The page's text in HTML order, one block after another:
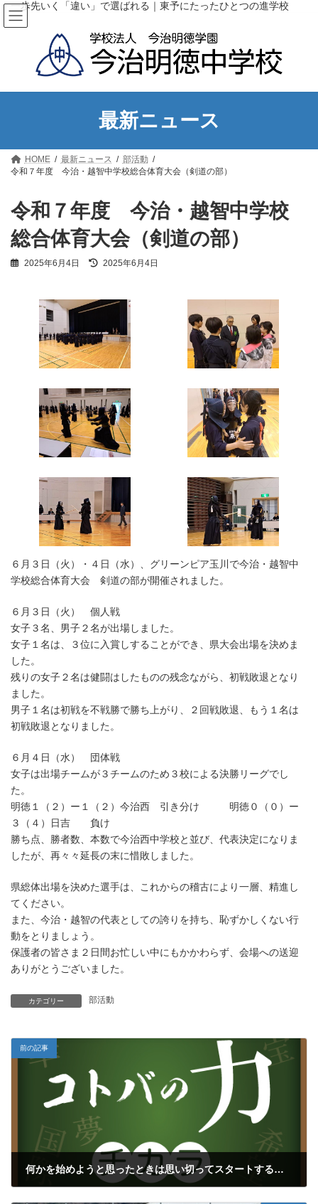
コ
ン
テ
キ
ナ
ビ
ゲ
に
一歩先いく「違い」で選ばれる｜東予にたったひとつの進学校
最新ニュース
HOME 最新ニュース
部活動
令和７年度 今治・越智中学校総合体育大会（剣道の部）
令和７年度 今治・越智中学校
総合体育大会（剣道の部）
2025年6月4日
最
新
:
2025年6月4日
６月３日（火）・４日（水）、グリーンピア玉川で今治・越智中
学校総合体育大会 剣道の部が開催されました。
６月３日（火） 個人戦
女子３名、男子２名が出場しました。
女子１名は、３位に入賞しすることができ、県大会出場を決めま
した。
残りの女子２名は健闘はしたものの残念ながら、初戦敗退となり
ました。
男子１名は初戦を不戦勝で勝ち上がり、２回戦敗退、もう１名は
初戦敗退となりました。
６月４日（水） 団体戦
女子は出場チームが３チームのため３校による決勝リーグでし
た。
明徳１（２）ー１（２）今治西 引き分け 明徳０（０）ー
３（４）日吉 負け
勝ち点、勝者数、本数で今治西中学校と並び、代表決定になりま
したが、再々々延長の末に惜敗しました。
県総体出場を決めた選手は、これからの稽古により一層、精進し
てください。
また、今治・越智の代表としての誇りを持ち、恥ずかしくない行
動をとりましょう。
保護者の皆さま２日間お忙しい中にもかかわらず、会場への送迎
ありがとうございました。
カテゴリー 部活動
前の記事
何かを始めようと思ったときは思い切ってスタートする（再）